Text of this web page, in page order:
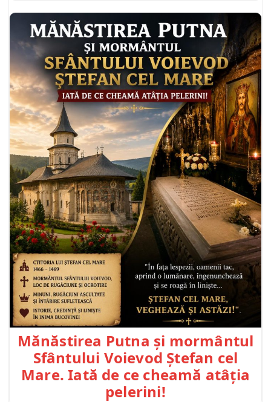
Mănăstirea Putna și mormântul
Sfântului Voievod Ștefan cel
Mare. Iată de ce cheamă atâția
pelerini!